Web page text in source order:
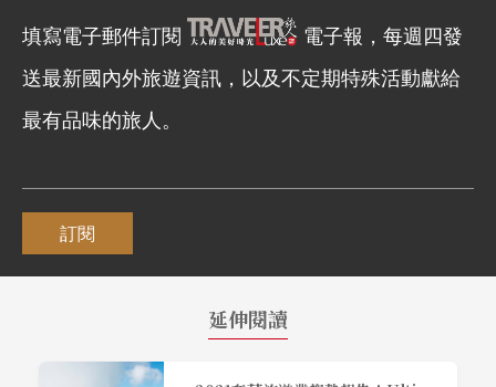
填寫電子郵件訂閱
電子報，每週四發
送最新國內外旅遊資訊，以及不定期特殊活動獻給
最有品味的旅人。
訂閱
延伸閱讀